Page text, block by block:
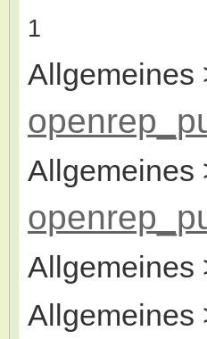
1
Allgemeines
Allgemeines
Allgemeines
Allgemeines